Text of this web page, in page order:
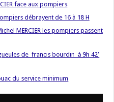
face aux pompiers
débrayent de 16 à 18 H
MERCIER les pompiers passent
de francis bourdin à 9h 42′
du service minimum